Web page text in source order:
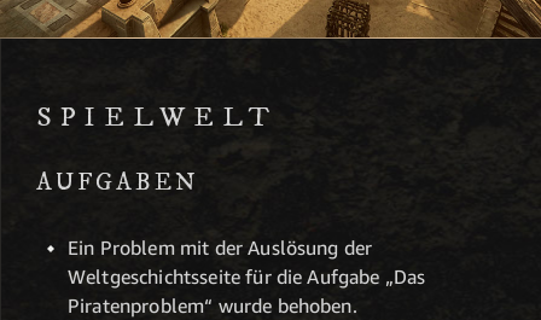
SPIELWELT
AUFGABEN
Ein Problem mit der Auslösung der
Weltgeschichtsseite für die Aufgabe „Das
Piratenproblem“ wurde behoben.